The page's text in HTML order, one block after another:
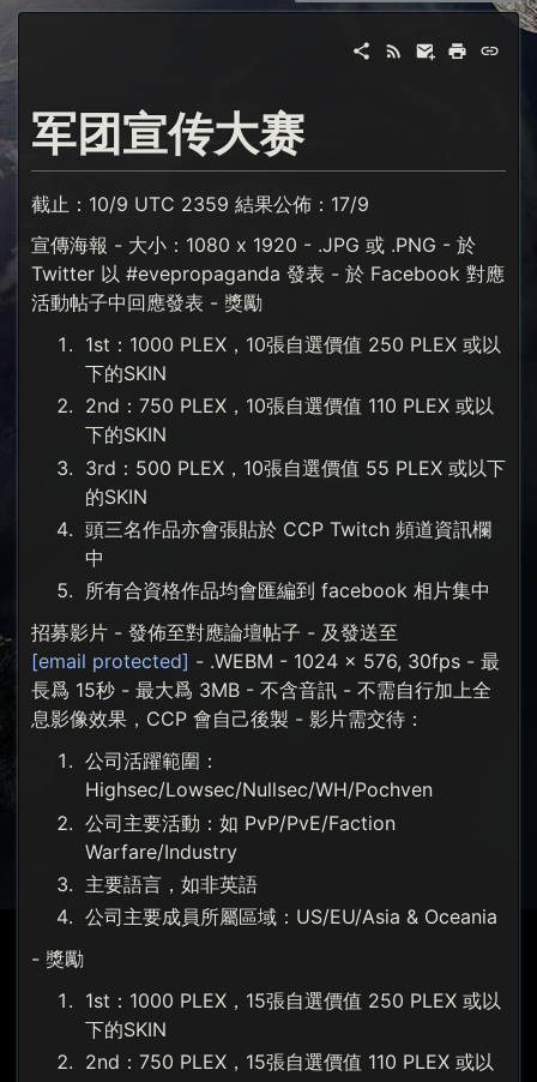
军团宣传大赛
截止：10/9 UTC 2359 結果公佈：17/9
宣傳海報 - 大小：1080 x 1920 - .JPG 或 .PNG - 於
Twitter 以 #evepropaganda 發表 - 於 Facebook 對應
活動帖子中回應發表 - 獎勵
1st：1000 PLEX，10張自選價值 250 PLEX 或以
下的SKIN
2nd：750 PLEX，10張自選價值 110 PLEX 或以
下的SKIN
3rd：500 PLEX，10張自選價值 55 PLEX 或以下
的SKIN
頭三名作品亦會張貼於 CCP Twitch 頻道資訊欄
中
所有合資格作品均會匯編到 facebook 相片集中
招募影片 - 發佈至對應論壇帖子 - 及發送至
[email protected] - .WEBM - 1024 x 576, 30fps - 最
長爲 15秒 - 最大爲 3MB - 不含音訊 - 不需自行加上全
息影像效果，CCP 會自己後製 - 影片需交待：
公司活躍範圍：
Highsec/Lowsec/Nullsec/WH/Pochven
公司主要活動：如 PvP/PvE/Faction
Warfare/Industry
主要語言，如非英語
公司主要成員所屬區域：US/EU/Asia & Oceania
- 獎勵
1st：1000 PLEX，15張自選價值 250 PLEX 或以
下的SKIN
2nd：750 PLEX，15張自選價值 110 PLEX 或以